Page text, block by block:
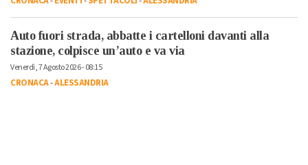
Auto fuori strada, abbatte i cartelloni davanti alla
stazione, colpisce un’auto e va via
Venerdì, 7 Agosto 2026 - 08:15
CRONACA-ALESSANDRIA